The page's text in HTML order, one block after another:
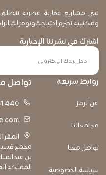
نبني مشاريع عقارية عصرية
ومكتبية تحترم احتياجك وتوفر لك
اشترك في نشرتنا الإخبارية
روابط سريعة
عن الرمز
مجتمعاتنا
تواصل معنا
سياسة الخصوصية
تواصل
440
المقر
مجمع
المملكة